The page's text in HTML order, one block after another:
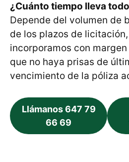
¿Cuánto tiempo lleva
Depende del volumen de
de los plazos de
incorporamos con
que no haya prisas de
vencimiento de la póliza
Llámanos 647 79
66 69